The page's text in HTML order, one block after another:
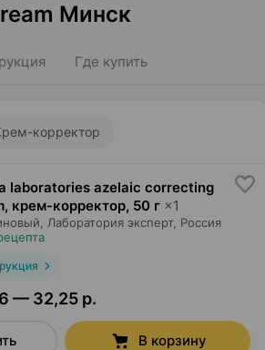
Минск
Где купить
корректор
laboratories azelaic correcting
крем-корректор, 50 г ×1
Лаборатория эксперт, Россия
— 32,25 р.
В корзину